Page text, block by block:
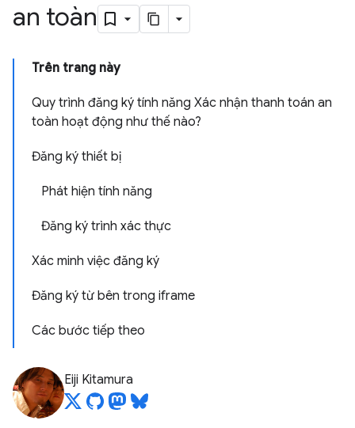
an toàn
Trên trang này
Quy trình đăng ký tính năng Xác nhận thanh toán an
toàn hoạt động như thế nào?
Đăng ký thiết bị
Phát hiện tính năng
Đăng ký trình xác thực
Xác minh việc đăng ký
Đăng ký từ bên trong iframe
Các bước tiếp theo
Eiji Kitamura